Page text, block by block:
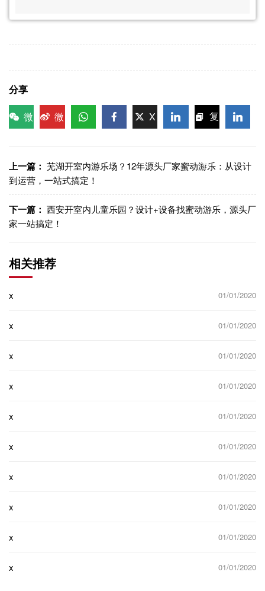
分享
微
微
X
复
接
上一篇： 芜湖开室内游乐场？12年源头厂家蜜动游乐：从设计
到运营，一站式搞定！
下一篇： 西安开室内儿童乐园？设计+设备找蜜动游乐，源头厂
家一站搞定！
相关推荐
x 01/01/2020
x 01/01/2020
x 01/01/2020
x 01/01/2020
x 01/01/2020
x 01/01/2020
x 01/01/2020
x 01/01/2020
x 01/01/2020
x 01/01/2020